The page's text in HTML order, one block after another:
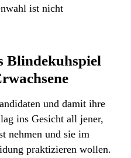
ist nicht
Blindekuhspiel
und damit ihre
ins Gesicht all jener,
nehmen und sie im
praktizieren wollen.